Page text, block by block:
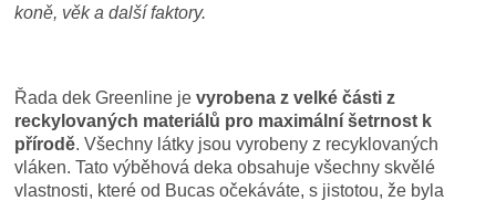
koně, věk a další faktory.
Řada dek Greenline je vyrobena z velké části z
reckylovaných materiálů pro maximální šetrnost k
přírodě. Všechny látky jsou vyrobeny z recyklovaných
vláken. Tato výběhová deka obsahuje všechny skvělé
vlastnosti, které od Bucas očekáváte, s jistotou, že byla